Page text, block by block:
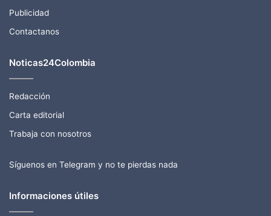
Publicidad
Contactanos
Noticas24Colombia
Redacción
Carta editorial
Trabaja con nosotros
Síguenos en Telegram y no te pierdas nada
Informaciones útiles